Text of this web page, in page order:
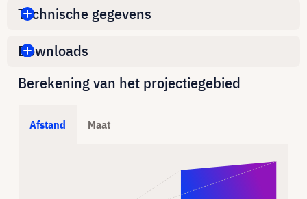
Technische gegevens
Downloads
Berekening van het projectiegebied
Afstand Maat